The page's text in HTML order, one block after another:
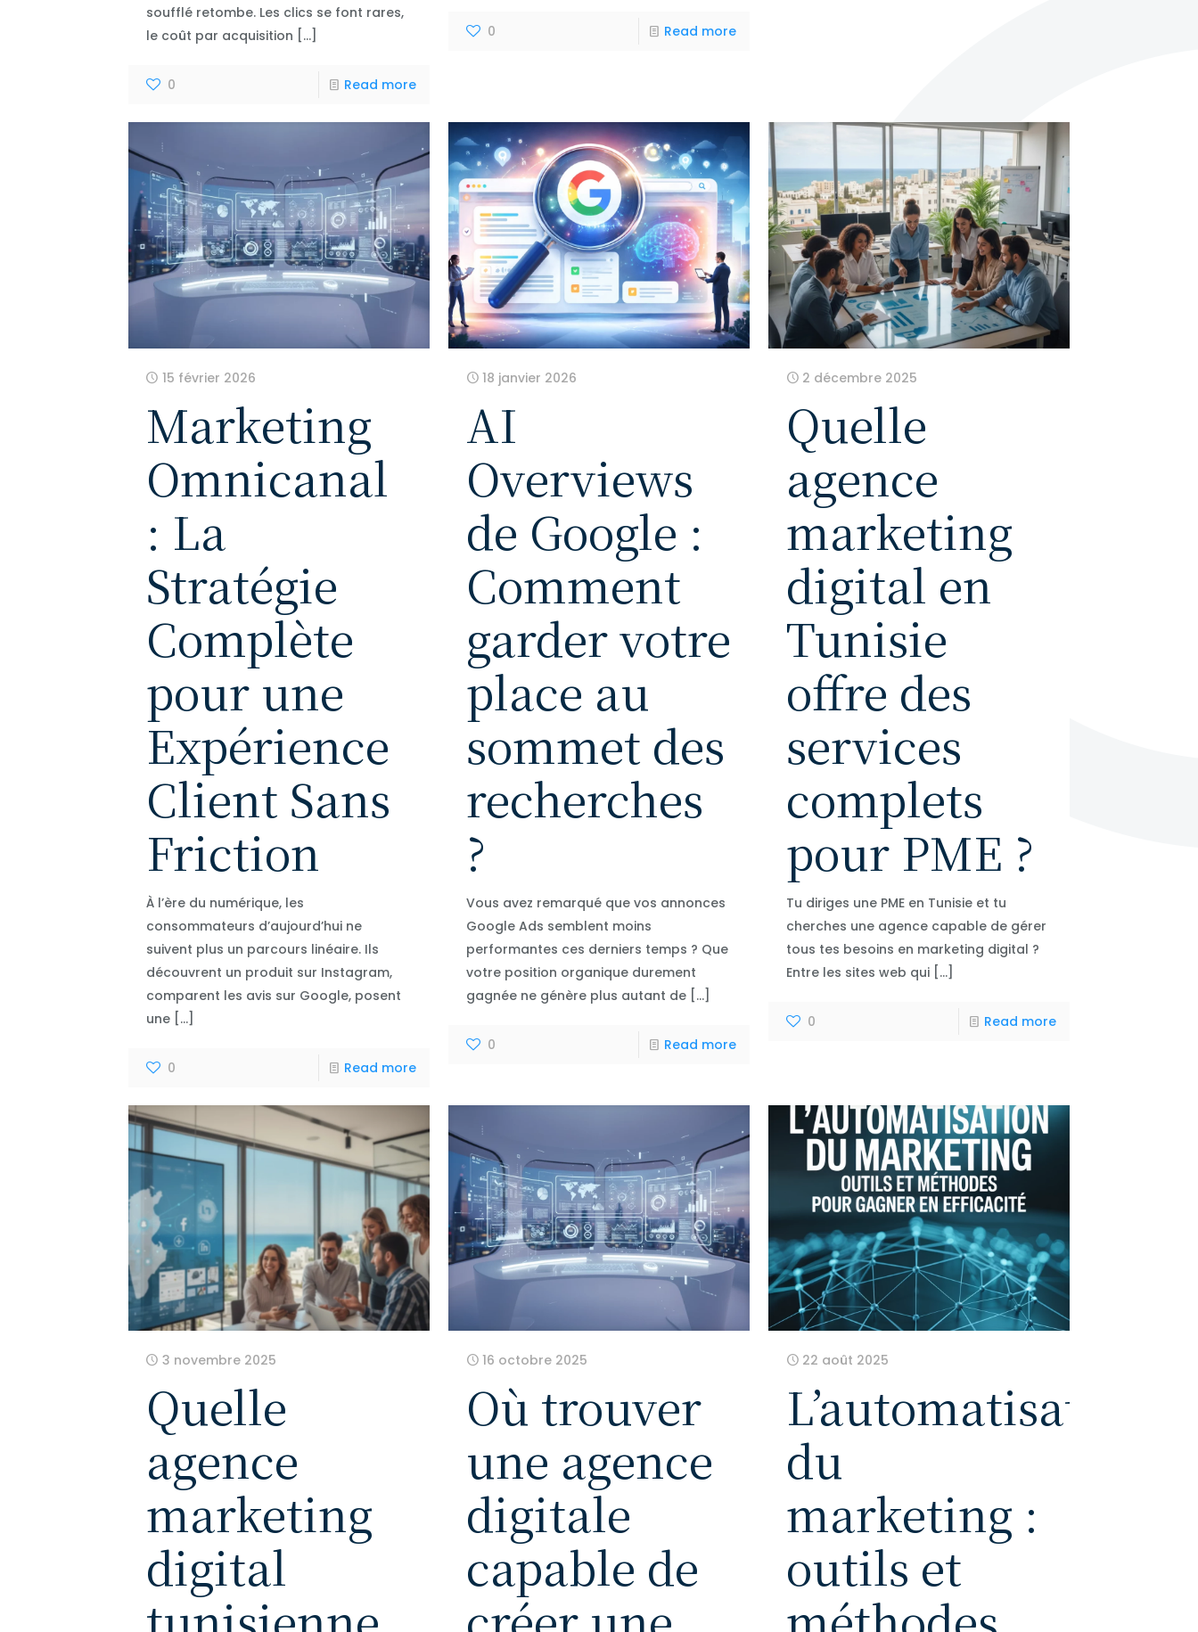
soufflé retombe. Les clics se font rares,
le coût par acquisition […]
0 Read more
0 Read more
15 février 2026
Marketing
Omnicanal
: La
Stratégie
Complète
pour une
Expérience
Client Sans
Friction
À l’ère du numérique, les
consommateurs d’aujourd’hui ne
suivent plus un parcours linéaire. Ils
découvrent un produit sur Instagram,
comparent les avis sur Google, posent
une[…]
0 Read more
18 janvier 2026
AI
Overviews
de Google :
Comment
garder votre
place au
sommet des
recherches
?
Vous avez remarqué que vos annonces
Google Ads semblent moins
performantes ces derniers temps ? Que
votre position organique durement
gagnée ne génère plus autant de […]
0 Read more
2 décembre 2025
Quelle
agence
marketing
digital en
Tunisie
offre des
services
complets
pour PME ?
Tu diriges une PME en Tunisie et tu
cherches une agence capable de gérer
tous tes besoins en marketing digital ?
Entre les sites web qui […]
0 Read more
3 novembre 2025
Quelle
agence
marketing
digital
16 octobre 2025
Où trouver
une agence
digitale
capable de
22 août 2025
L’automatisation
du
marketing :
outils et